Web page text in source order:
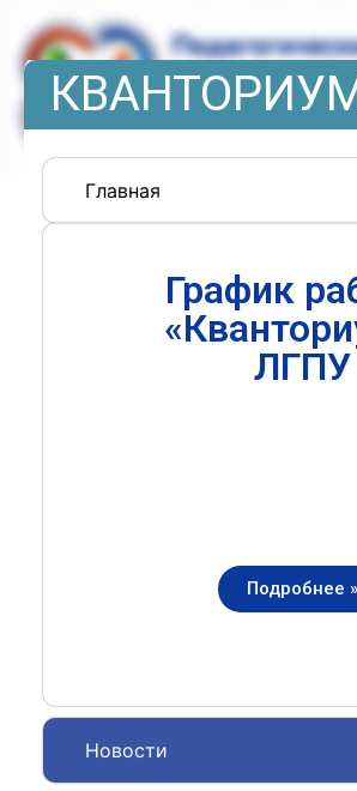
Главная
Новости
График
ЛГПУ
Подробнее »